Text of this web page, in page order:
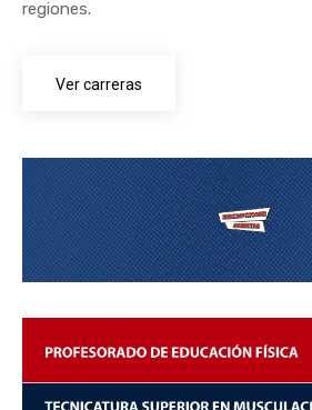
regiones.
Ver carreras